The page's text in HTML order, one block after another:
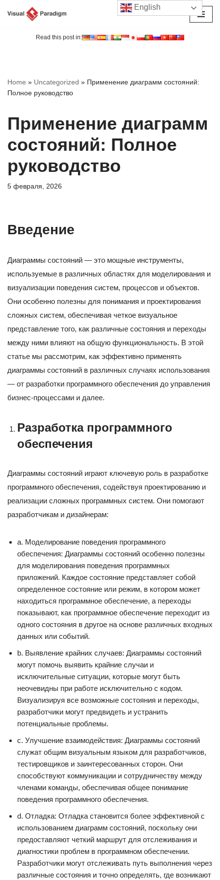
Read this post in:
Home » Uncategorized » Применение диаграмм состояний:
Полное руководство
Применение диаграмм
состояний: Полное
руководство
5 февраля, 2026
Введение
Диаграммы состояний — это мощные инструменты,
используемые в различных областях для моделирования и
визуализации поведения систем, процессов и объектов.
Они особенно полезны для понимания и проектирования
сложных систем, обеспечивая четкое визуальное
представление того, как различные состояния и переходы
между ними влияют на общую функциональность. В этой
статье мы рассмотрим, как эффективно применять
диаграммы состояний в различных случаях использования
— от разработки программного обеспечения до управления
бизнес-процессами и далее.
Разработка программного
обеспечения
Диаграммы состояний играют ключевую роль в разработке
программного обеспечения, содействуя проектированию и
реализации сложных программных систем. Они помогают
разработчикам и дизайнерам:
a. Моделирование поведения программного
обеспечения: Диаграммы состояний особенно полезны
для моделирования поведения программных
приложений. Каждое состояние представляет собой
определенное состояние или режим, в котором может
находиться программное обеспечение, а переходы
показывают, как программное обеспечение переходит из
одного состояния в другое на основе различных входных
данных или событий.
b. Выявление крайних случаев: Диаграммы состояний
могут помочь выявить крайние случаи и
исключительные ситуации, которые могут быть
неочевидны при работе исключительно с кодом.
Визуализируя все возможные состояния и переходы,
разработчики могут предвидеть и устранить
потенциальные проблемы.
c. Улучшение взаимодействия: Диаграммы состояний
служат общим визуальным языком для разработчиков,
тестировщиков и заинтересованных сторон. Они
способствуют коммуникации и сотрудничеству между
членами команды, обеспечивая общее понимание
поведения программного обеспечения.
d. Отладка: Отладка становится более эффективной с
использованием диаграмм состояний, поскольку они
предоставляют четкий маршрут для отслеживания и
диагностики проблем в программном обеспечении.
Разработчики могут отслеживать путь выполнения через
различные состояния и точно определять, где возникают
English